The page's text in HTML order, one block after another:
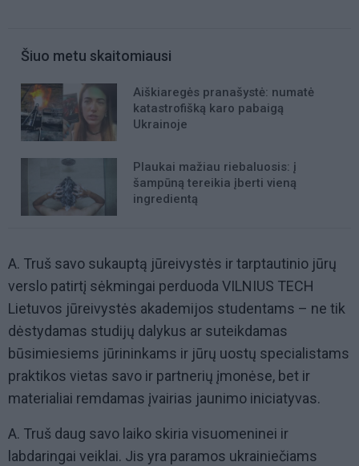
Šiuo metu skaitomiausi
Aiškiaregės pranašystė: numatė
katastrofišką karo pabaigą
Ukrainoje
Plaukai mažiau riebaluosis: į
šampūną tereikia įberti vieną
ingredientą
A. Truš savo sukauptą jūreivystės ir tarptautinio jūrų
verslo patirtį sėkmingai perduoda VILNIUS TECH
Lietuvos jūreivystės akademijos studentams – ne tik
dėstydamas studijų dalykus ar suteikdamas
būsimiesiems jūrininkams ir jūrų uostų specialistams
praktikos vietas savo ir partnerių įmonėse, bet ir
materialiai remdamas įvairias jaunimo iniciatyvas.
A. Truš daug savo laiko skiria visuomeninei ir
labdaringai veiklai. Jis yra paramos ukrainiečiams